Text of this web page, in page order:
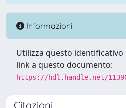
Informazioni
Utilizza questo
link a questo documento:
https://hdl.handle.net/
Citazioni